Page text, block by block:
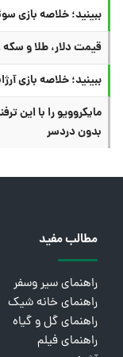
ببینید؛ خلاصه بازی سوئیس ۰ (۴) - کلمبیا ۰ (۳)
قیمت دلار، طلا و سکه امروز
ببینید؛ خلاصه بازی آرژانتین ۳ - مصر ۲ در
بدون دردسر
مطالب مفید
راهنمای سیر وسفر
راهنمای خانه شیک
راهنمای گل و گیاه
راهنمای فیلم